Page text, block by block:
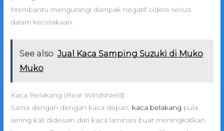
Membantu mengurangi dampak negatif cidera serius
dalam kecelakaan.
See also Jual Kaca Samping Suzuki di Muko
Muko
Kaca Belakang (Rear Windshield)
Sama dengan dengan kaca depan, kaca belakang pula
sering kali didesain dari kaca laminasi buat meningkatkan